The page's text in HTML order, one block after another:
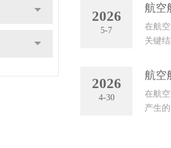
2026
5-7
航空
在航
关键
2026
4-30
航空
在航
产生